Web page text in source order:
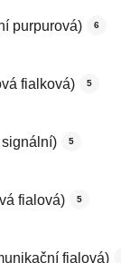
purpurová) 6
fialková) 5
5
fialová) 5
fialová)